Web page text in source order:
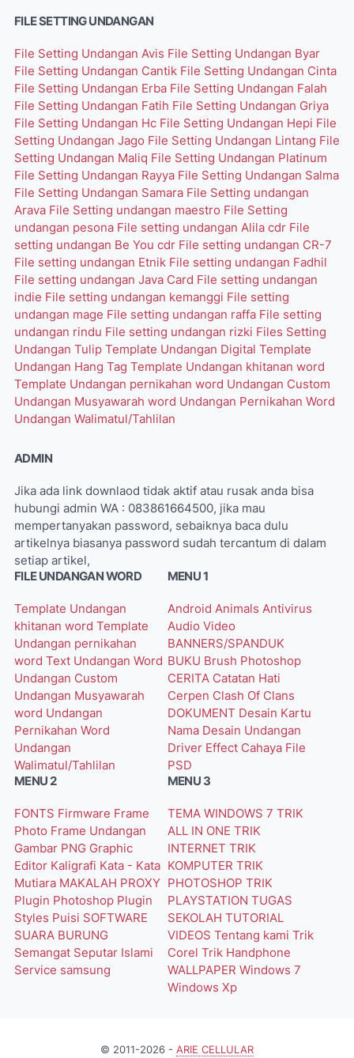
FILE SETTING UNDANGAN
File Setting Undangan Avis File Setting Undangan Byar
File Setting Undangan Cantik File Setting Undangan Cinta
File Setting Undangan Erba File Setting Undangan Falah
File Setting Undangan Fatih File Setting Undangan Griya
File Setting Undangan Hc File Setting Undangan Hepi File
Setting Undangan Jago File Setting Undangan Lintang File
Setting Undangan Maliq File Setting Undangan Platinum
File Setting Undangan Rayya File Setting Undangan Salma
File Setting Undangan Samara File Setting undangan
Arava File Setting undangan maestro File Setting
undangan pesona File setting undangan Alila cdr File
setting undangan Be You cdr File setting undangan CR-7
File setting undangan Etnik File setting undangan Fadhil
File setting undangan Java Card File setting undangan
indie File setting undangan kemanggi File setting
undangan mage File setting undangan raffa File setting
undangan rindu File setting undangan rizki Files Setting
Undangan Tulip Template Undangan Digital Template
Undangan Hang Tag Template Undangan khitanan word
Template Undangan pernikahan word Undangan Custom
Undangan Musyawarah word Undangan Pernikahan Word
Undangan Walimatul/Tahlilan
ADMIN
Jika ada link downlaod tidak aktif atau rusak anda bisa
hubungi admin WA : 083861664500, jika mau
mempertanyakan password, sebaiknya baca dulu
artikelnya biasanya password sudah tercantum di dalam
setiap artikel,
FILE UNDANGAN WORD
Template Undangan
khitanan word Template
Undangan pernikahan
word Text Undangan Word
Undangan Custom
Undangan Musyawarah
word Undangan
Pernikahan Word
Undangan
Walimatul/Tahlilan
MENU 1
Android Animals Antivirus
Audio Video
BANNERS/SPANDUK
BUKU Brush Photoshop
CERITA Catatan Hati
Cerpen Clash Of Clans
DOKUMENT Desain Kartu
Nama Desain Undangan
Driver Effect Cahaya File
PSD
MENU 2
FONTS Firmware Frame
Photo Frame Undangan
Gambar PNG Graphic
Editor Kaligrafi Kata - Kata
Mutiara MAKALAH PROXY
Plugin Photoshop Plugin
Styles Puisi SOFTWARE
SUARA BURUNG
Semangat Seputar Islami
Service samsung
MENU 3
TEMA WINDOWS 7 TRIK
ALL IN ONE TRIK
INTERNET TRIK
KOMPUTER TRIK
PHOTOSHOP TRIK
PLAYSTATION TUGAS
SEKOLAH TUTORIAL
VIDEOS Tentang kami Trik
Corel Trik Handphone
WALLPAPER Windows 7
Windows Xp
© 2011-2026 - ARIE CELLULAR